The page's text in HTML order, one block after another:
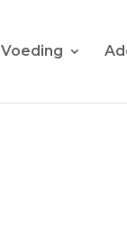
Voeding